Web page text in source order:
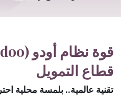
قطاع التمويل
تقنية عالمية.. بلمسة محلية